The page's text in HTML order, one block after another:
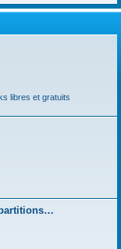
libres et gratuits